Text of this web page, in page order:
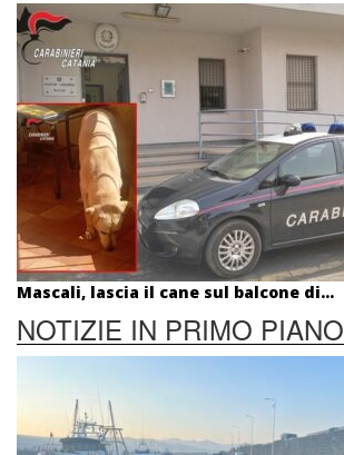
Mascali, lascia il cane sul balcone di...
NOTIZIE IN PRIMO PIANO